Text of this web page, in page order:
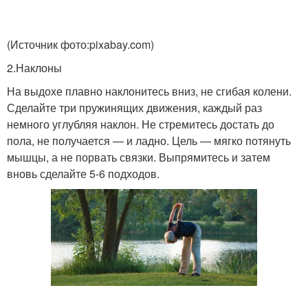
(Источник фото:pixabay.com)
2.Наклоны
На выдохе плавно наклонитесь вниз, не сгибая колени.
Сделайте три пружинящих движения, каждый раз
немного углубляя наклон. Не стремитесь достать до
пола, не получается — и ладно. Цель — мягко потянуть
мышцы, а не порвать связки. Выпрямитесь и затем
вновь сделайте 5-6 подходов.